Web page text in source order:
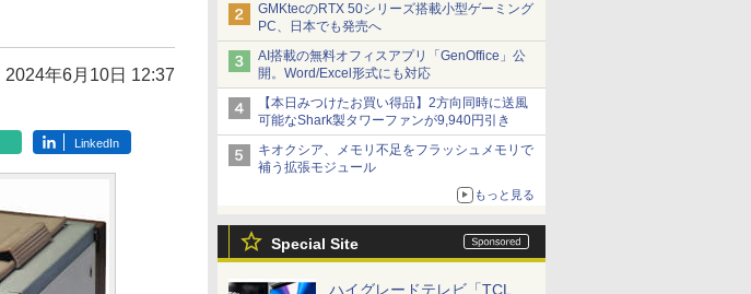
GMKtecのRTX 50シリーズ搭載小型ゲーミング
PC、日本でも発売へ
AI搭載の無料オフィスアプリ「GenOffice」公
開。Word/Excel形式にも対応
【本日みつけたお買い得品】2方向同時に送風
可能なShark製タワーファンが9,940円引き
キオクシア、メモリ不足をフラッシュメモリで
補う拡張モジュール
もっと見る
Special Site
ハイグレードテレビ「TCL
2024年6月10日 12:37
LinkedIn